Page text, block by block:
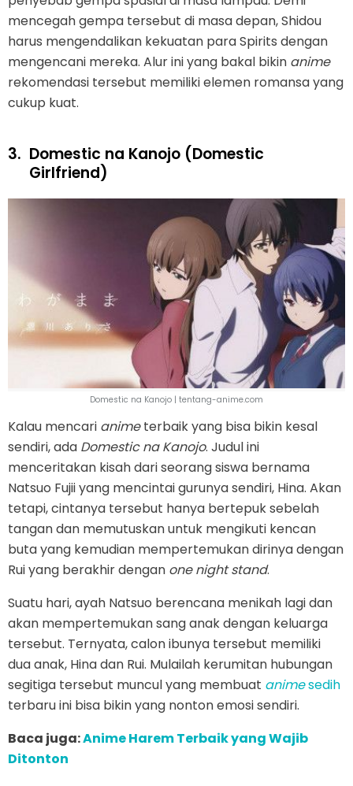
mencegah gempa tersebut di masa depan, Shidou
harus mengendalikan kekuatan para Spirits dengan
mengencani mereka. Alur ini yang bakal bikin anime
rekomendasi tersebut memiliki elemen romansa yang
cukup kuat.
3. Domestic na Kanojo (Domestic
Girlfriend)
Domestic na Kanojo | tentang-anime.com
Kalau mencari animeterbaik yang bisa bikin kesal
sendiri, ada Domestic na Kanojo. Judul ini
menceritakan kisah dari seorang siswa bernama
Natsuo Fujii yang mencintai gurunya sendiri, Hina. Akan
tetapi, cintanya tersebut hanya bertepuk sebelah
tangan dan memutuskan untuk mengikuti kencan
buta yang kemudian mempertemukan dirinya dengan
Rui yang berakhir dengan one night stand.
Suatu hari, ayah Natsuo berencana menikah lagi dan
akan mempertemukan sang anak dengan keluarga
tersebut. Ternyata, calon ibunya tersebut memiliki
dua anak, Hina dan Rui. Mulailah kerumitan hubungan
segitiga tersebut muncul yang membuat animesedih
terbaru ini bisa bikin yang nonton emosi sendiri.
Baca juga:Anime Harem Terbaik yang Wajib
Ditonton